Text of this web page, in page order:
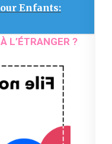
Enfants:
L’ÉTRANGER ?